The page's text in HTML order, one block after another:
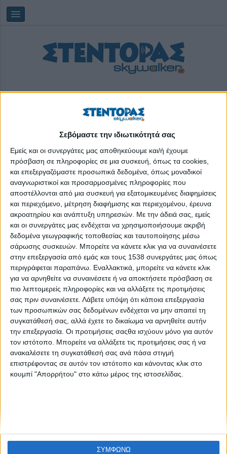
Σεβόμαστε την ιδιωτικότητά σας
Εμείς και οι συνεργάτες μας αποθηκεύουμε και/ή έχουμε
πρόσβαση σε πληροφορίες σε μια συσκευή, όπως τα cookies,
και επεξεργαζόμαστε προσωπικά δεδομένα, όπως μοναδικοί
αναγνωριστικοί και προσαρμοσμένες πληροφορίες που
αποστέλλονται από μια συσκευή για εξατομικευμένες διαφημίσεις
και περιεχόμενο, μέτρηση διαφήμισης και περιεχομένου, έρευνα
ακροατηρίου και ανάπτυξη υπηρεσιών. Με την άδειά σας, εμείς
και οι συνεργάτες μας ενδέχεται να χρησιμοποιήσουμε ακριβή
δεδομένα γεωγραφικής τοποθεσίας και ταυτοποίησης μέσω
σάρωσης συσκευών. Μπορείτε να κάνετε κλικ για να συναινέσετε
στην επεξεργασία από εμάς και τους 1538 συνεργάτες μας όπως
περιγράφεται παραπάνω. Εναλλακτικά, μπορείτε να κάνετε κλικ
για να αρνηθείτε να συναινέσετε ή να αποκτήσετε πρόσβαση σε
πιο λεπτομερείς πληροφορίες και να αλλάξετε τις προτιμήσεις
σας πριν συναινέσετε. Λάβετε υπόψη ότι κάποια επεξεργασία
των προσωπικών σας δεδομένων ενδέχεται να μην απαιτεί τη
συγκατάθεσή σας, αλλά έχετε το δικαίωμα να αρνηθείτε αυτήν
την επεξεργασία. Οι προτιμήσεις σαςθα ισχύουν μόνο για αυτόν
τον ιστότοπο. Μπορείτε να αλλάξετε τις προτιμήσεις σας ή να
ανακαλέσετε τη συγκατάθεσή σας ανά πάσα στιγμή
επιστρέφοντας σε αυτόν τον ιστότοπο και κάνοντας κλικ στο
κουμπί "Απορρήτου" στο κάτω μέρος της ιστοσελίδας.
ΣΥΜΦΩΝΩ
Παρασκευή, 07/08/2026 12:17:14
Μουσείο Μπενάκη
«23.07.18»: Σκέψεις για τη φωτογραφική έκθεση του
Βασίλη Βρεττού
None feed
CONNECT
NEWSLETTER